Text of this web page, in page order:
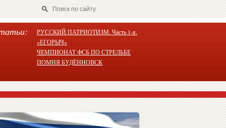
РУССКИЙ ПАТРИОТИЗМ. Часть 1-я.
«ЕГОРЫЧ»
ЧЕМПИОНАТ ФСБ ПО СТРЕЛЬБЕ
ПОМНЯ БУДЁННОВСК